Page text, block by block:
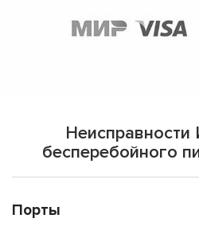
Неисправности
бесперебойного
Порты